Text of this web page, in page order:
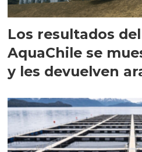
Los resultados
AquaChile se
y les devuelven